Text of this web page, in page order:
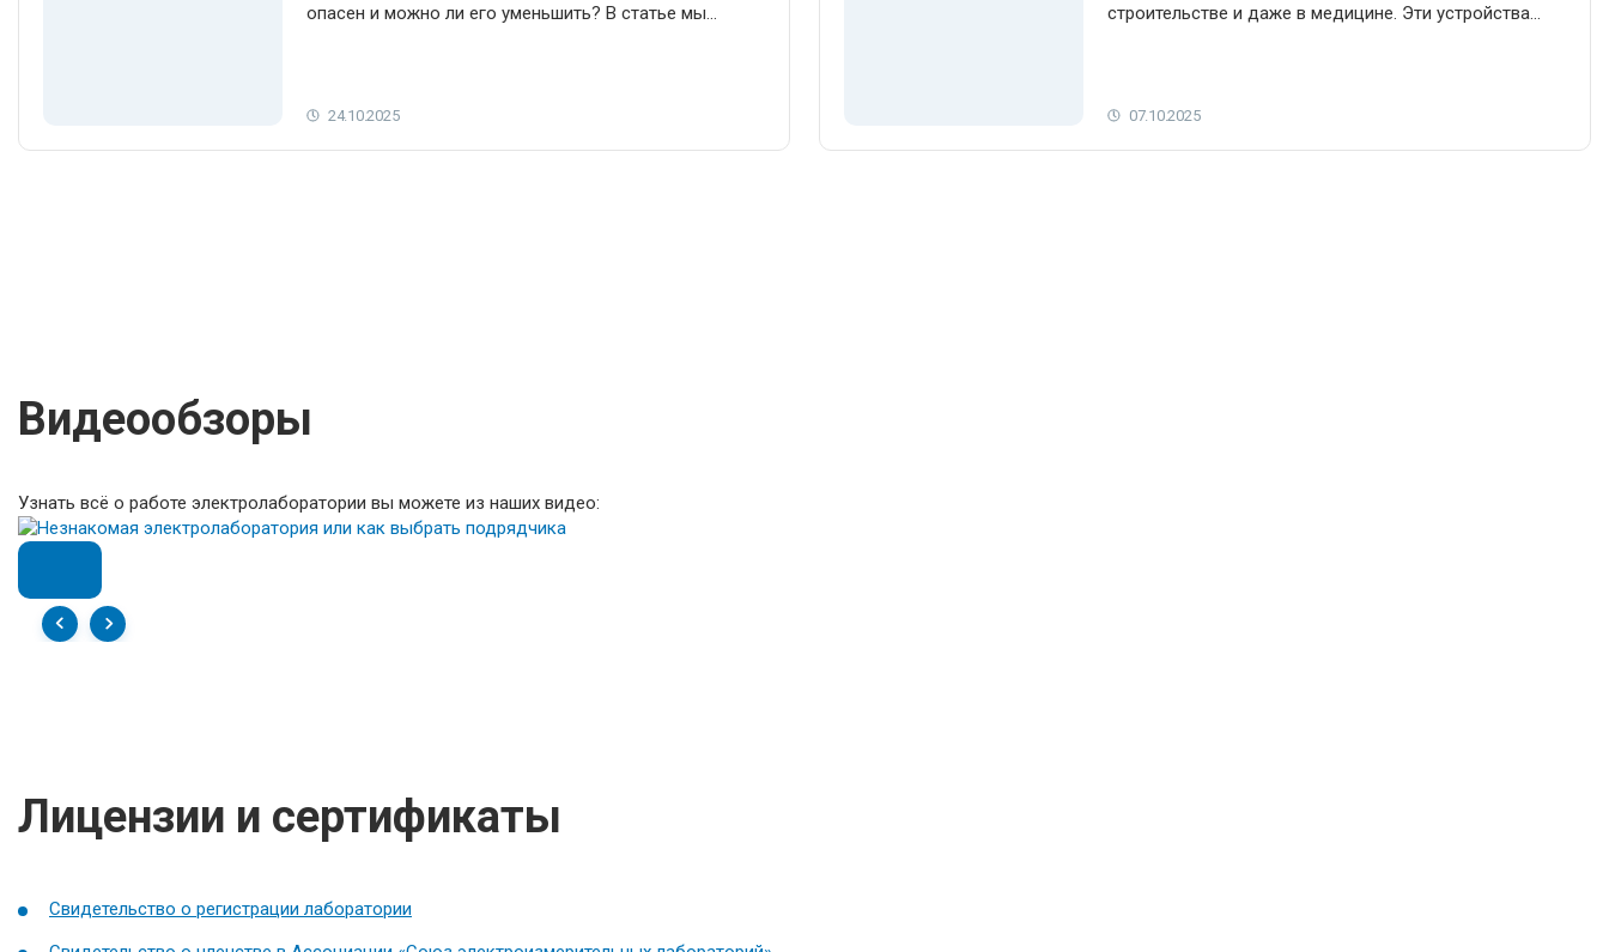
опасен и можно ли его уменьшить? В статье мы
также объясняем, как инженеры учитывают этот
24.10.2025
строительстве и даже в медицине. Эти устройства
рассказываем, как работают тепловизоры, какие
07.10.2025
Видеообзоры
Узнать всё о работе электролаборатории вы можете из наших видео:
Лицензии и сертификаты
Свидетельство о регистрации лаборатории